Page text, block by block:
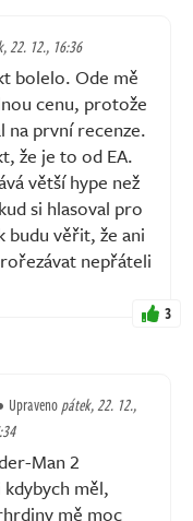
22. 12., 16:36
bolelo. Ode mě
cenu, protože
na první recenze.
že je to od EA.
větší hype než
si hlasoval pro
budu věřit, že ani
nepřáteli
3
Upravenopátek, 22. 12.,
Man 2
měl,
mě moc